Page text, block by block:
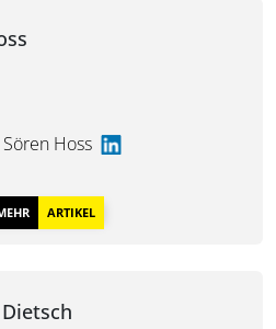
Hoss
ARTIKEL